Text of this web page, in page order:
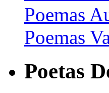
Poemas
Poemas
Poetas